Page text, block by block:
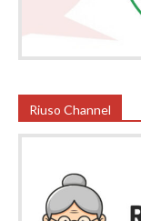
Riuso Channel